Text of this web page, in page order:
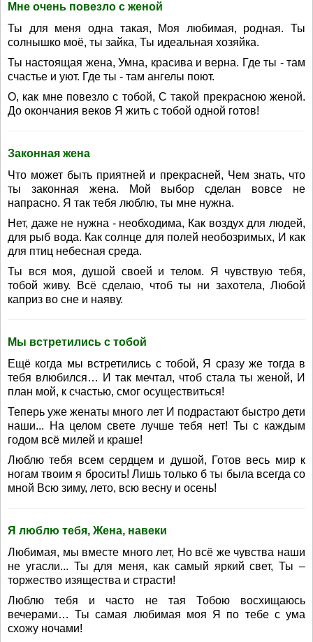
Мне очень повезло с женой
Ты для меня одна такая, Моя любимая, родная. Ты
солнышко моё, ты зайка, Ты идеальная хозяйка.
Ты настоящая жена, Умна, красива и верна. Где ты - там
счастье и уют. Где ты - там ангелы поют.
О, как мне повезло с тобой, С такой прекрасною женой.
До окончания веков Я жить с тобой одной готов!
Законная жена
Что может быть приятней и прекрасней, Чем знать, что
ты законная жена. Мой выбор сделан вовсе не
напрасно. Я так тебя люблю, ты мне нужна.
Нет, даже не нужна - необходима, Как воздух для людей,
для рыб вода. Как солнце для полей необозримых, И как
для птиц небесная среда.
Ты вся моя, душой своей и телом. Я чувствую тебя,
тобой живу. Всё сделаю, чтоб ты ни захотела, Любой
каприз во сне и наяву.
Мы встретились с тобой
Ещё когда мы встретились с тобой, Я сразу же тогда в
тебя влюбился… И так мечтал, чтоб стала ты женой, И
план мой, к счастью, смог осуществиться!
Теперь уже женаты много лет И подрастают быстро дети
наши... На целом свете лучше тебя нет! Ты с каждым
годом всё милей и краше!
Люблю тебя всем сердцем и душой, Готов весь мир к
ногам твоим я бросить! Лишь только б ты была всегда со
мной Всю зиму, лето, всю весну и осень!
Я люблю тебя, Жена, навеки
Любимая, мы вместе много лет, Но всё же чувства наши
не угасли... Ты для меня, как самый яркий свет, Ты –
торжество изящества и страсти!
Люблю тебя и часто не тая Тобою восхищаюсь
вечерами… Ты самая любимая моя Я по тебе с ума
схожу ночами!